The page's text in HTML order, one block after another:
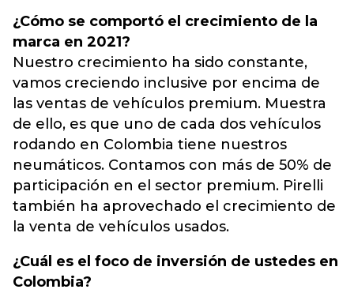
¿Cómo se comportó el crecimiento de la
marca en 2021?
Nuestro crecimiento ha sido constante,
vamos creciendo inclusive por encima de
las ventas de vehículos premium. Muestra
de ello, es que uno de cada dos vehículos
rodando en Colombia tiene nuestros
neumáticos. Contamos con más de 50% de
participación en el sector premium. Pirelli
también ha aprovechado el crecimiento de
la venta de vehículos usados.
¿Cuál es el foco de inversión de ustedes en
Colombia?